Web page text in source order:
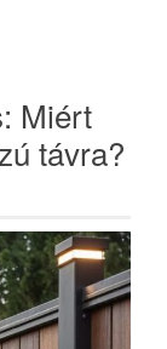
Miért
távra?